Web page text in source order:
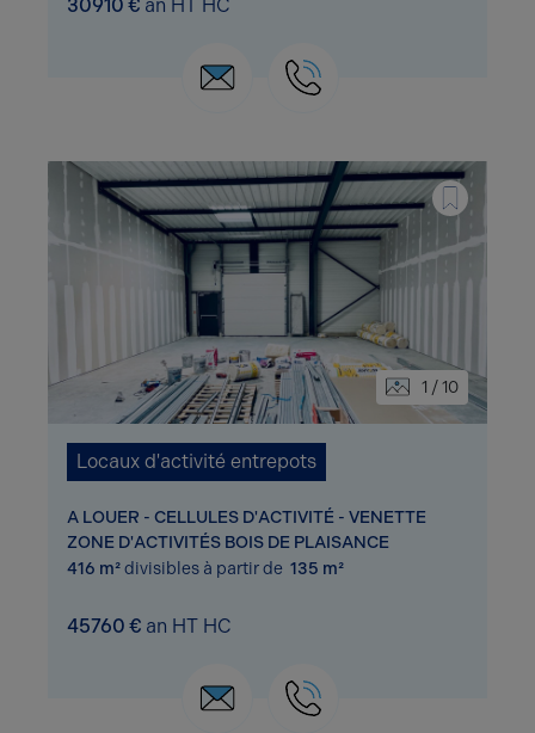
30910 € an HT HC
1 / 10
Locaux d'activité entrepots
A LOUER - CELLULES D'ACTIVITÉ - VENETTE
ZONE D'ACTIVITÉS BOIS DE PLAISANCE
416 m²divisibles à partir de 135 m²
45760 € an HT HC